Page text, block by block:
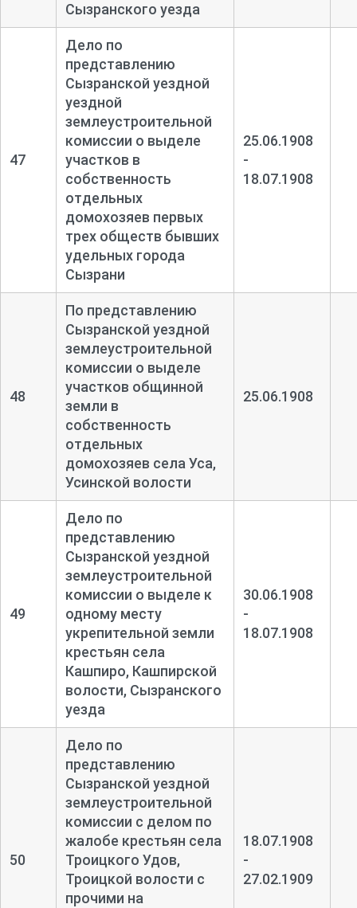
Сызранского уезда
47
Дело по
представлению
Сызранской уездной
уездной
землеустроительной
комиссии о выделе
участков в
собственность
отдельных
домохозяев первых
трех обществ бывших
удельных города
Сызрани
25.06.1908
-
18.07.1908
48
По представлению
Сызранской уездной
землеустроительной
комиссии о выделе
участков общинной
земли в
собственность
отдельных
домохозяев села Уса,
Усинской волости
25.06.1908
49
Дело по
представлению
Сызранской уездной
землеустроительной
комиссии о выделе к
одному месту
укрепительной земли
крестьян села
Кашпиро, Кашпирской
волости, Сызранского
уезда
30.06.1908
-
18.07.1908
50
Дело по
представлению
Сызранской уездной
землеустроительной
комиссии с делом по
жалобе крестьян села
Троицкого Удов,
Троицкой волости с
прочими на
18.07.1908
-
27.02.1909